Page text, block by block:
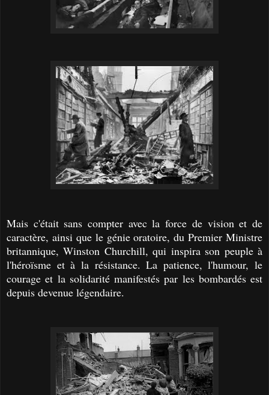
Mais c'était sans compter avec la force de vision et de
caractère, ainsi que le génie oratoire, du Premier Ministre
britannique, Winston Churchill, qui inspira son peuple à
l'héroïsme et à la résistance. La patience, l'humour, le
courage et la solidarité manifestés par les bombardés est
depuis devenue légendaire.